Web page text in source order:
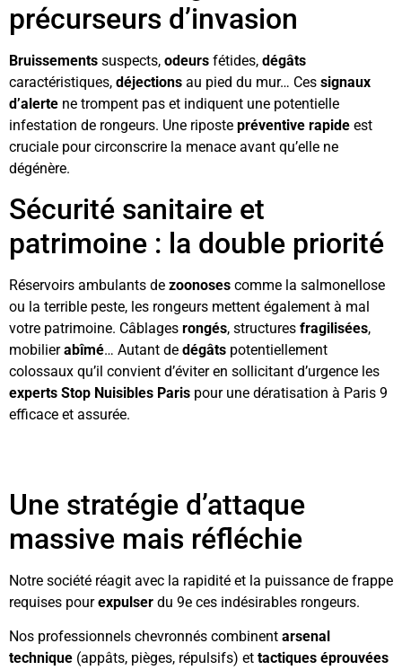
précurseurs d’invasion
Bruissements suspects, odeurs fétides, dégâts
caractéristiques, déjections au pied du mur… Ces signaux
d’alerte ne trompent pas et indiquent une potentielle
infestation de rongeurs. Une riposte préventive rapide est
cruciale pour circonscrire la menace avant qu’elle ne
dégénère.
Sécurité sanitaire et
patrimoine : la double priorité
Réservoirs ambulants de zoonoses comme la salmonellose
ou la terrible peste, les rongeurs mettent également à mal
votre patrimoine. Câblages rongés, structures fragilisées,
mobilierabîmé… Autant de dégâts potentiellement
colossaux qu’il convient d’éviter en sollicitant d’urgence les
experts Stop Nuisibles Paris pour une dératisation à Paris 9
efficace et assurée.
Une stratégie d’attaque
massive mais réfléchie
Notre société réagit avec la rapidité et la puissance de frappe
requises pourexpulser du 9e ces indésirables rongeurs.
Nos professionnels chevronnés combinent arsenal
technique (appâts, pièges, répulsifs) et tactiques éprouvées